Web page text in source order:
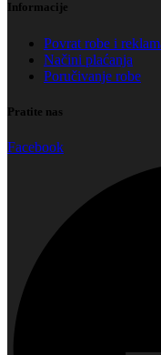
Informacije
Povrat robe i
Načini plaćanja
Poručivanje robe
Pratite nas
Facebook